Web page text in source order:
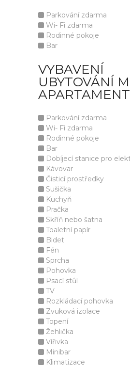
Parkování zdarma
Wi- Fi zdarma
Rodinné pokoje
Bar
VYBAVENÍ
UBYTOVÁNÍ
Parkování zdarma
Wi- Fi zdarma
Rodinné pokoje
Bar
Dobíjecí stanice pro
Kávovar
Čisticí prostředky
Sušička
Kuchyň
Pračka
Skříň nebo šatna
Toaletní papír
Bidet
Fén
Sprcha
Pohovka
Psací stůl
TV
Rozkládací pohovka
Zvuková izolace
Topení
Žehlička
Vířivka
Minibar
Klimatizace